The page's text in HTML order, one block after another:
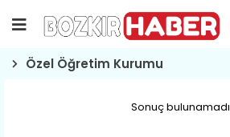
Özel Öğretim Kurumu
Sonuç bulunamadı